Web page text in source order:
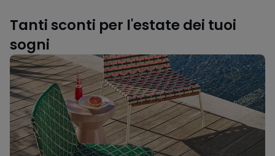
Tanti sconti per l'estate dei tuoi
sogni
Collezione
outdoor